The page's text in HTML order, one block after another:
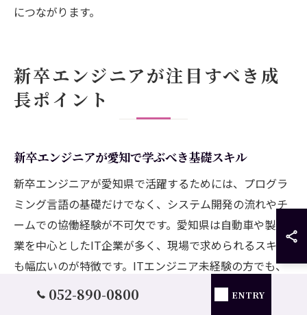
につながります。
新卒エンジニアが注目すべき成
長ポイント
新卒エンジニアが愛知で学ぶべき基礎スキル
新卒エンジニアが愛知県で活躍するためには、プログラ
ミング言語の基礎だけでなく、システム開発の流れやチ
ームでの協働経験が不可欠です。愛知県は自動車や製造
業を中心としたIT企業が多く、現場で求められるスキル
も幅広いのが特徴です。ITエンジニア未経験の方でも、
基礎的なIT知識やネットワークの理解からスタートし、
実践的な研修やプロジェクト参加を通じて着実に成長で
052-890-0800 ENTRY